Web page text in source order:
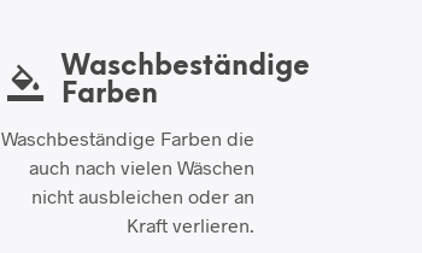
Waschbeständige
Farben
Waschbeständige Farben die
auch nach vielen Wäschen
nicht ausbleichen oder an
Kraft verlieren.